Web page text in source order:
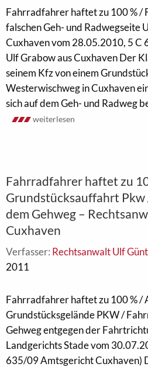
Fahrradfahrer haftet zu 100 %
falschen Geh- und Radwegseite
Cuxhaven vom 28.05.2010, 5 C
Ulf Grabow aus Cuxhaven Der
seinem Kfz von einem
Westerwischweg in Cuxhaven
sich auf dem Geh- und Radweg
weiterlesen
Fahrradfahrer haftet zu
Grundstücksauffahrt
dem Gehweg –
Cuxhaven
Verfasser: Rechtsanwalt Ulf
2011
Fahrradfahrer haftet zu 100 % /
Grundstücksgelände PKW /
Gehweg entgegen der
Landgerichts Stade vom
635/09 Amtsgericht Cuxhaven)